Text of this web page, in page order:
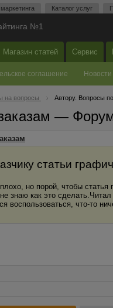
Каталог услуг
№1
Магазин статей Сервис
соглашение Новости
на вопросы Автору. Вопросы
—
статьи
но порой, чтобы статья
знаю как это
воспользоваться, что-то